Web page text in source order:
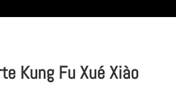
Kung Fu Xué Xiào